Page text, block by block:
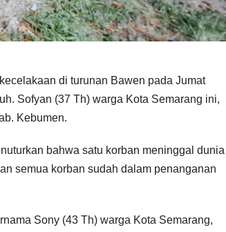
di turunan Bawen pada Jumat
Sofyan (37 Th) warga Kota Semarang ini,
Kebumen.
bahwa satu korban meninggal dunia
semua korban sudah dalam penanganan
Sony (43 Th) warga Kota Semarang,